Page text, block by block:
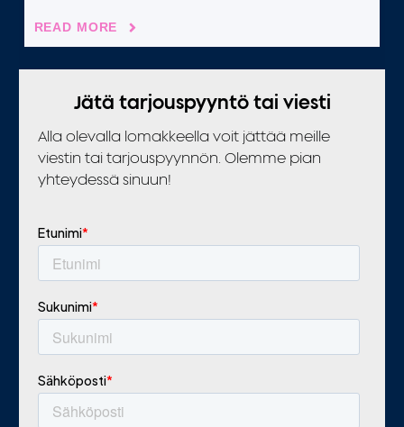
READ MORE
Jätä tarjouspyyntö tai viesti
Alla olevalla lomakkeella voit jättää meille
viestin tai tarjouspyynnön. Olemme pian
yhteydessä sinuun!